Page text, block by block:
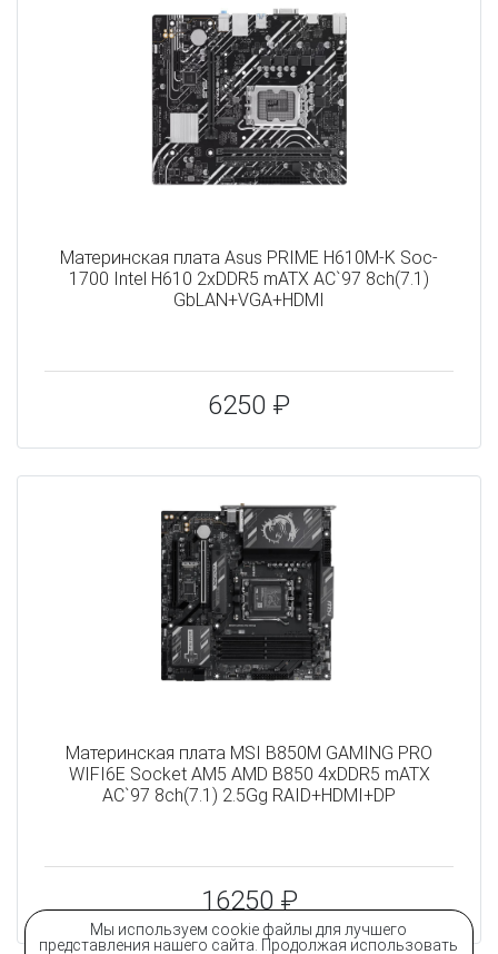
Мы используем cookie файлы для лучшего
представления нашего сайта. Продолжая использовать
Материнская плата Asus PRIME H610M-K Soc-
1700 Intel H610 2xDDR5 mATX AC`97 8ch(7.1)
GbLAN+VGA+HDMI
6250 ₽
Материнская плата MSI B850M GAMING PRO
WIFI6E Socket AM5 AMD B850 4xDDR5 mATX
AC`97 8ch(7.1) 2.5Gg RAID+HDMI+DP
16250 ₽